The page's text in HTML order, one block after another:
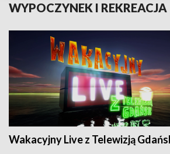
WYPOCZYNEK I REKREACJA
Wakacyjny Live z Telewizją